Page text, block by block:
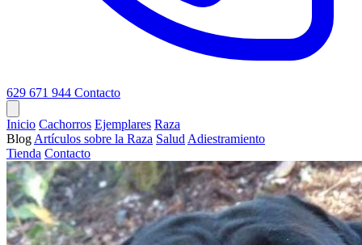
629 671 944 Contacto
Inicio Cachorros Ejemplares Raza
Blog Artículos sobre la Raza Salud Adiestramiento
Tienda Contacto